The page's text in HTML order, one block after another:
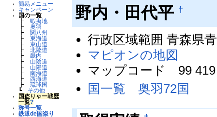
簡易メニュー
キャンペーン
国の一覧
┣蝦夷地
┣奥羽
┣ 関八州
┣東海道
┣東山道
┣北陸道
┣畿内
┣ 山陰道
┣ 山陽道
┣南海道
┣西海道
┣琉球国
┗ その他
国盗りゃー戦歴
一覧?
称号一覧
鉄道de国盗り
野内・田代平 †
行政区域範囲 青森県
マピオンの地図
マップコード 99 419
国一覧 奥羽72国